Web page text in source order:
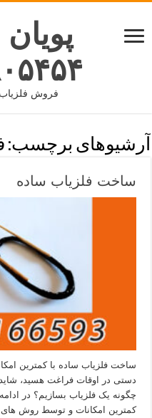
فروش
آرشیوهای برچسب:
ساخت فلزیاب ساده
ساخت فلزیاب ساده با کمترین
دستی در اوقات فراغت هسید، شاید
چگونه یک فلزیاب بسازیم؟ در
کمترین امکانات و توسط روش